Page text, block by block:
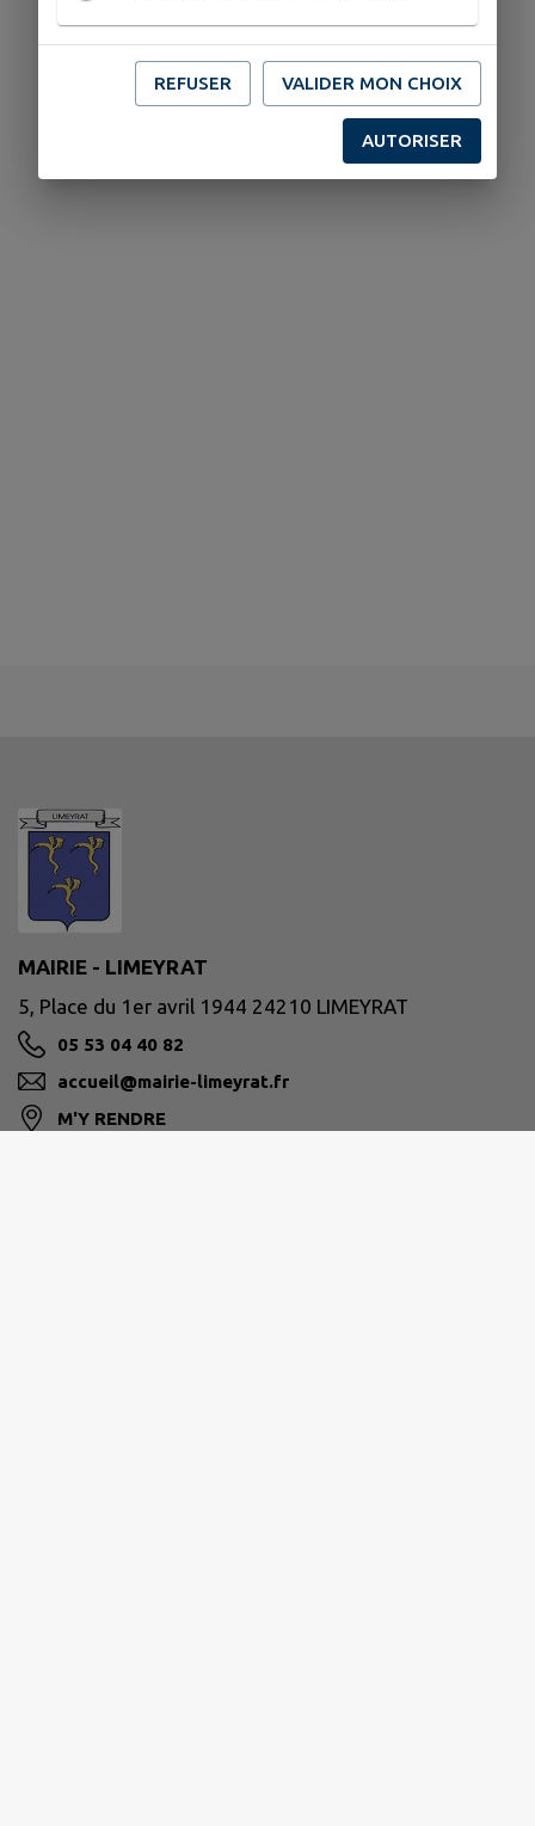
MAIRIE - LIMEYRAT
5, Place du 1er avril 1944 24210 LIMEYRAT
05 53 04 40 82
accueil@mairie-limeyrat.fr
M'Y RENDRE
REFUSER VALIDER MON CHOIX
AUTORISER